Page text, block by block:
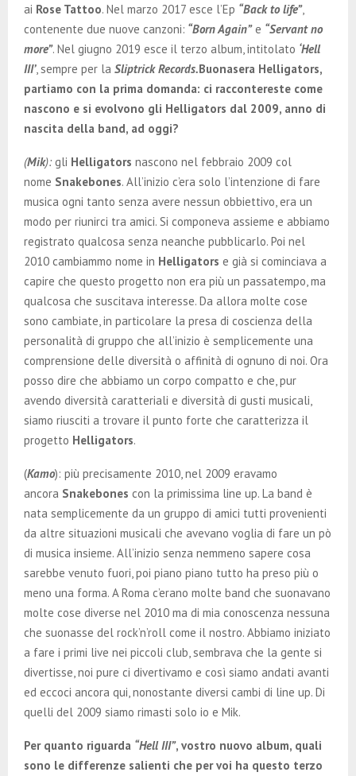
ai Rose Tattoo. Nel marzo 2017 esce l’Ep “Back to life”,
contenente due nuove canzoni: “Born Again”e “Servant no
more”. Nel giugno 2019 esce il terzo album, intitolato ‘Hell
III’, sempre per la Sliptrick Records.Buonasera Helligators,
partiamo con la prima domanda: ci raccontereste come
nascono e si evolvono gli Helligators dal 2009, anno di
nascita della band, ad oggi?
(Mik):gli Helligators nascono nel febbraio 2009 col
nome Snakebones. All’inizio c’era solo l’intenzione di fare
musica ogni tanto senza avere nessun obbiettivo, era un
modo per riunirci tra amici. Si componeva assieme e abbiamo
registrato qualcosa senza neanche pubblicarlo. Poi nel
2010 cambiammo nome in Helligators e già si cominciava a
capire che questo progetto non era più un passatempo, ma
qualcosa che suscitava interesse. Da allora molte cose
sono cambiate, in particolare la presa di coscienza della
personalità di gruppo che all’inizio è semplicemente una
comprensione delle diversità o affinità di ognuno di noi. Ora
posso dire che abbiamo un corpo compatto e che, pur
avendo diversità caratteriali e diversità di gusti musicali,
siamo riusciti a trovare il punto forte che caratterizza il
progetto Helligators.
(Kamo): più precisamente 2010, nel 2009 eravamo
ancora Snakebones con la primissima line up. La band è
nata semplicemente da un gruppo di amici tutti provenienti
da altre situazioni musicali che avevano voglia di fare un pò
di musica insieme. All’inizio senza nemmeno sapere cosa
sarebbe venuto fuori, poi piano piano tutto ha preso più o
meno una forma. A Roma c’erano molte band che suonavano
molte cose diverse nel 2010 ma di mia conoscenza nessuna
che suonasse del rock’n’roll come il nostro. Abbiamo iniziato
a fare i primi live nei piccoli club, sembrava che la gente si
divertisse, noi pure ci divertivamo e così siamo andati avanti
ed eccoci ancora qui, nonostante diversi cambi di line up. Di
quelli del 2009 siamo rimasti solo io e Mik.
Per quanto riguarda “Hell III”, vostro nuovo album, quali
sono le differenze salienti che per voi ha questo terzo